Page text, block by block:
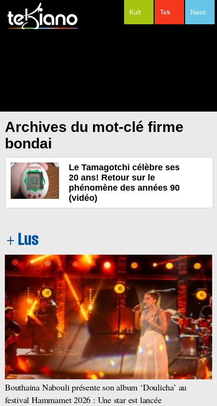
Ness
Tek
Kult
Archives du mot-clé firme
bondai
Le Tamagotchi célèbre ses
20 ans! Retour sur le
phénomène des années 90
(vidéo)
Bouthaina Nabouli présente son album ‘Doulicha’ au
festival Hammamet 2026 : Une star est lancée